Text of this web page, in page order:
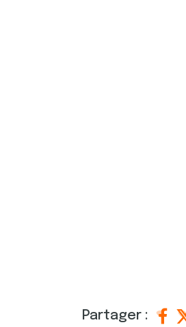
Partager :